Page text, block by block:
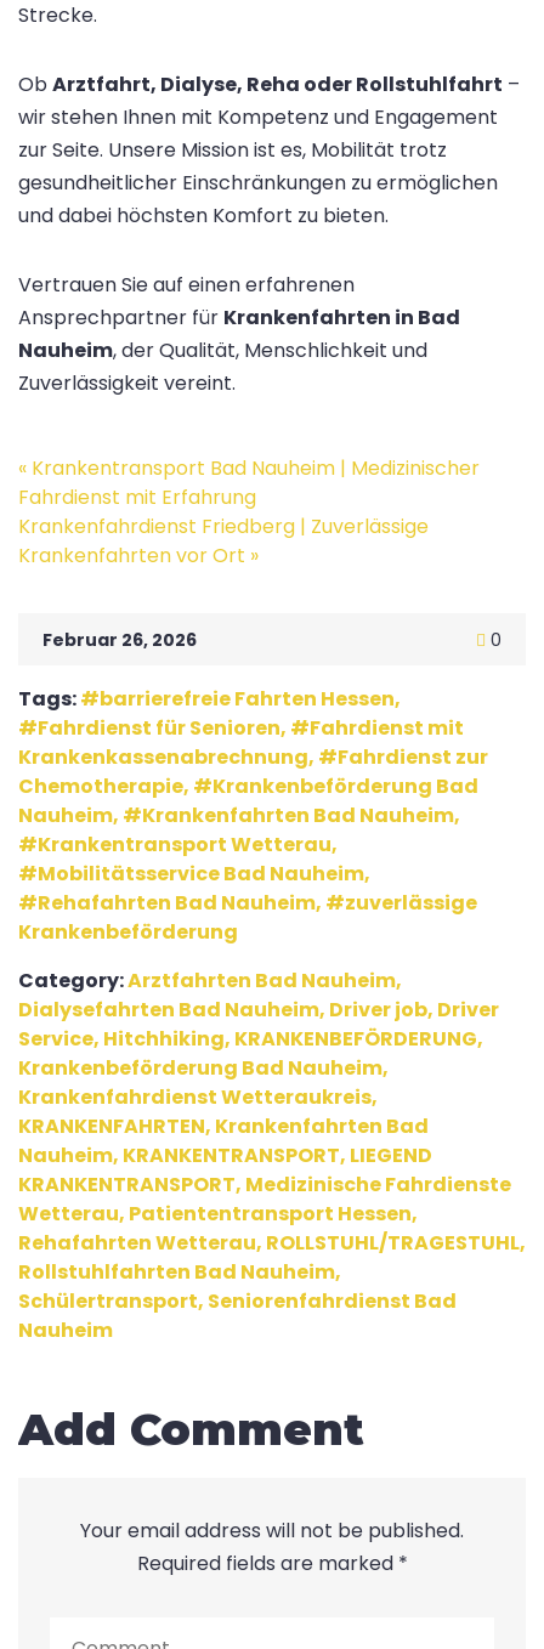
Strecke.
Ob Arztfahrt, Dialyse, Reha oder Rollstuhlfahrt –
wir stehen Ihnen mit Kompetenz und Engagement
zur Seite. Unsere Mission ist es, Mobilität trotz
gesundheitlicher Einschränkungen zu ermöglichen
und dabei höchsten Komfort zu bieten.
Vertrauen Sie auf einen erfahrenen
Ansprechpartner für Krankenfahrten in Bad
Nauheim, der Qualität, Menschlichkeit und
Zuverlässigkeit vereint.
Post
navigation
« Krankentransport Bad Nauheim | Medizinischer
Fahrdienst mit Erfahrung
Krankenfahrdienst Friedberg | Zuverlässige
Krankenfahrten vor Ort »
Februar 26, 2026 0
Tags: barrierefreie Fahrten Hessen,
Fahrdienst für Senioren,
Fahrdienst mit
Krankenkassenabrechnung,
Fahrdienst zur
Chemotherapie,
Krankenbeförderung Bad
Nauheim, Krankenfahrten Bad Nauheim,
Krankentransport Wetterau,
Mobilitätsservice Bad Nauheim,
Rehafahrten Bad Nauheim,
zuverlässige
Krankenbeförderung
Category:Arztfahrten Bad Nauheim,
Dialysefahrten Bad Nauheim, Driver job, Driver
Service, Hitchhiking, KRANKENBEFÖRDERUNG,
Krankenbeförderung Bad Nauheim,
Krankenfahrdienst Wetteraukreis,
KRANKENFAHRTEN, Krankenfahrten Bad
Nauheim, KRANKENTRANSPORT, LIEGEND
KRANKENTRANSPORT, Medizinische Fahrdienste
Wetterau, Patiententransport Hessen,
Rehafahrten Wetterau, ROLLSTUHL/TRAGESTUHL,
Rollstuhlfahrten Bad Nauheim,
Schülertransport, Seniorenfahrdienst Bad
Nauheim
Add Comment
Your email address will not be published.
Required fields are marked *